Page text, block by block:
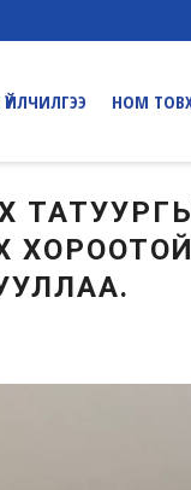
НОМ
ХОРООТОЙ